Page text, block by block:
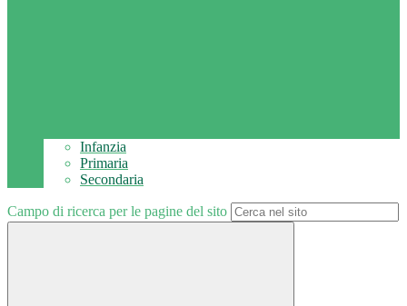
Infanzia
Primaria
Secondaria
Campo di ricerca per le pagine del sito